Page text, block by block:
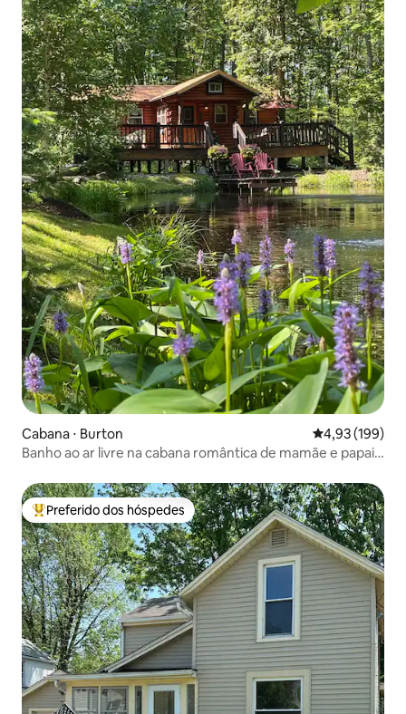
Cabana ⋅ Burton 4,93 de uma
4,93 (199)
Banho ao ar livre na cabana romântica de mamãe e papai
Entre os melhores preferidos dos hóspedes
Preferido dos hóspedes